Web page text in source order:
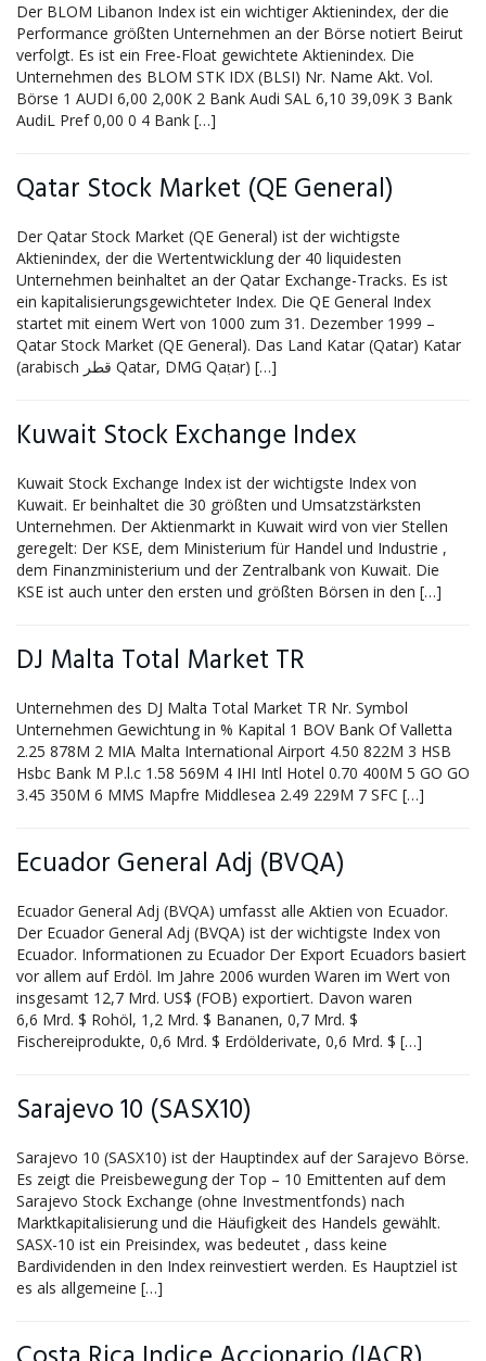
Der BLOM Libanon Index ist ein wichtiger Aktienindex, der die
Performance größten Unternehmen an der Börse notiert Beirut
verfolgt. Es ist ein Free-Float gewichtete Aktienindex. Die
Unternehmen des BLOM STK IDX (BLSI) Nr. Name Akt. Vol.
Börse 1 AUDI 6,00 2,00K 2 Bank Audi SAL 6,10 39,09K 3 Bank
AudiL Pref 0,00 0 4 Bank […]
Qatar Stock Market (QE General)
Der Qatar Stock Market (QE General) ist der wichtigste
Aktienindex, der die Wertentwicklung der 40 liquidesten
Unternehmen beinhaltet an der Qatar Exchange-Tracks. Es ist
ein kapitalisierungsgewichteter Index. Die QE General Index
startet mit einem Wert von 1000 zum 31. Dezember 1999 –
Qatar Stock Market (QE General). Das Land Katar (Qatar) Katar
(arabisch قطر Qatar, DMG Qaṭar) […]
Kuwait Stock Exchange Index
Kuwait Stock Exchange Index ist der wichtigste Index von
Kuwait. Er beinhaltet die 30 größten und Umsatzstärksten
Unternehmen. Der Aktienmarkt in Kuwait wird von vier Stellen
geregelt: Der KSE, dem Ministerium für Handel und Industrie ,
dem Finanzministerium und der Zentralbank von Kuwait. Die
KSE ist auch unter den ersten und größten Börsen in den […]
DJ Malta Total Market TR
Unternehmen des DJ Malta Total Market TR Nr. Symbol
Unternehmen Gewichtung in % Kapital 1 BOV Bank Of Valletta
2.25 878M 2 MIA Malta International Airport 4.50 822M 3 HSB
Hsbc Bank M P.l.c 1.58 569M 4 IHI Intl Hotel 0.70 400M 5 GO GO
3.45 350M 6 MMS Mapfre Middlesea 2.49 229M 7 SFC […]
Ecuador General Adj (BVQA)
Ecuador General Adj (BVQA) umfasst alle Aktien von Ecuador.
Der Ecuador General Adj (BVQA) ist der wichtigste Index von
Ecuador. Informationen zu Ecuador Der Export Ecuadors basiert
vor allem auf Erdöl. Im Jahre 2006 wurden Waren im Wert von
insgesamt 12,7 Mrd. US$ (FOB) exportiert. Davon waren
6,6 Mrd. $ Rohöl, 1,2 Mrd. $ Bananen, 0,7 Mrd. $
Fischereiprodukte, 0,6 Mrd. $ Erdölderivate, 0,6 Mrd. $ […]
Sarajevo 10 (SASX10)
Sarajevo 10 (SASX10) ist der Hauptindex auf der Sarajevo Börse.
Es zeigt die Preisbewegung der Top – 10 Emittenten auf dem
Sarajevo Stock Exchange (ohne Investmentfonds) nach
Marktkapitalisierung und die Häufigkeit des Handels gewählt.
SASX-10 ist ein Preisindex, was bedeutet , dass keine
Bardividenden in den Index reinvestiert werden. Es Hauptziel ist
es als allgemeine […]